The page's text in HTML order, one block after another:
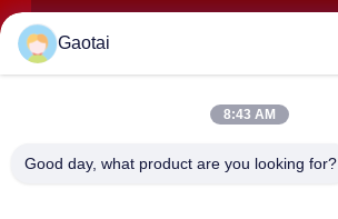
Gaotai
8:43 AM
Good day, what product are you looking for?